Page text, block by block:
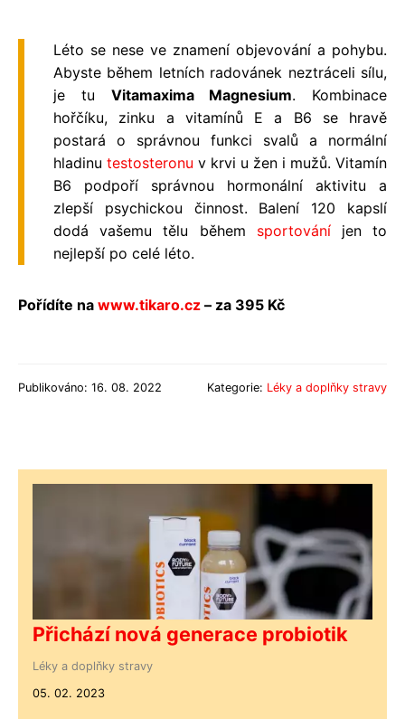
Léto se nese ve znamení objevování a pohybu.
Abyste během letních radovánek neztráceli sílu,
je tu Vitamaxima Magnesium. Kombinace
hořčíku, zinku a vitamínů E a B6 se hravě
postará o správnou funkci svalů a normální
hladinu testosteronu v krvi u žen i mužů. Vitamín
B6 podpoří správnou hormonální aktivitu a
zlepší psychickou činnost. Balení 120 kapslí
dodá vašemu tělu během sportováníjen to
nejlepší po celé léto.
Pořídíte na www.tikaro.cz – za 395 Kč
Publikováno: 16. 08. 2022 Kategorie: Léky a doplňky stravy
Přichází nová generace probiotik
Léky a doplňky stravy
05. 02. 2023